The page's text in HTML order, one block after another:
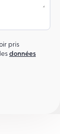
pris
des données